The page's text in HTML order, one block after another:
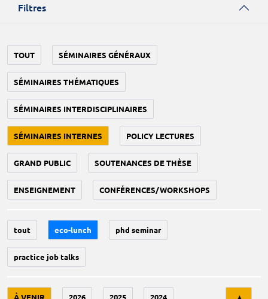
Filtres
TOUT SÉMINAIRES GÉNÉRAUX
SÉMINAIRES THÉMATIQUES
SÉMINAIRES INTERDISCIPLINAIRES
SÉMINAIRES INTERNES POLICY LECTURES
GRAND PUBLIC SOUTENANCES DE THÈSE
ENSEIGNEMENT CONFÉRENCES/WORKSHOPS
tout eco-lunch phd seminar
practice job talks
À VENIR 2026 2025 2024 ▲